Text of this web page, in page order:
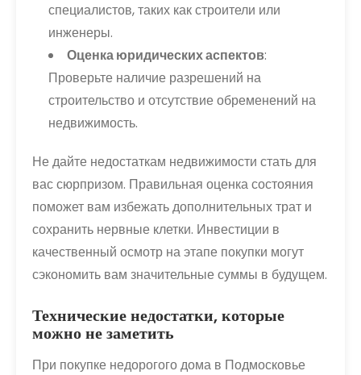
специалистов, таких как строители или
инженеры.
Оценка юридических аспектов:
Проверьте наличие разрешений на
строительство и отсутствие обременений на
недвижимость.
Не дайте недостаткам недвижимости стать для
вас сюрпризом. Правильная оценка состояния
поможет вам избежать дополнительных трат и
сохранить нервные клетки. Инвестиции в
качественный осмотр на этапе покупки могут
сэкономить вам значительные суммы в будущем.
Технические недостатки, которые
можно не заметить
При покупке недорогого дома в Подмосковье